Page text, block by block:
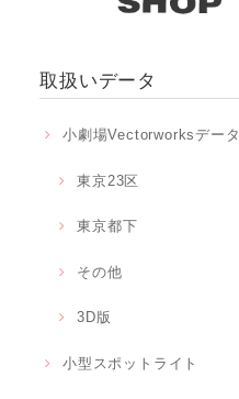
取扱いデータ
小劇場Vectorworksデータ
東京23区
東京都下
その他
3D版
小型スポットライト